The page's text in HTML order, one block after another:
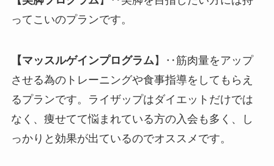
ってこいのプランです。
【マッスルゲインプログラム】‥筋肉量をアップ
させる為のトレーニングや食事指導をしてもらえ
るプランです。ライザップはダイエットだけでは
なく、痩せてて悩まれている方の入会も多く、し
っかりと効果が出ているのでオススメです。